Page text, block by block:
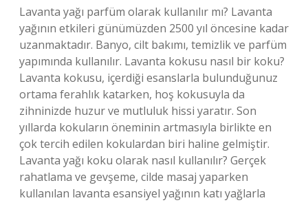
Lavanta yağı parfüm olarak kullanılır mı? Lavanta
yağının etkileri günümüzden 2500 yıl öncesine kadar
uzanmaktadır. Banyo, cilt bakımı, temizlik ve parfüm
yapımında kullanılır. Lavanta kokusu nasıl bir koku?
Lavanta kokusu, içerdiği esanslarla bulunduğunuz
ortama ferahlık katarken, hoş kokusuyla da
zihninizde huzur ve mutluluk hissi yaratır. Son
yıllarda kokuların öneminin artmasıyla birlikte en
çok tercih edilen kokulardan biri haline gelmiştir.
Lavanta yağı koku olarak nasıl kullanılır? Gerçek
rahatlama ve gevşeme, cilde masaj yaparken
kullanılan lavanta esansiyel yağının katı yağlarla